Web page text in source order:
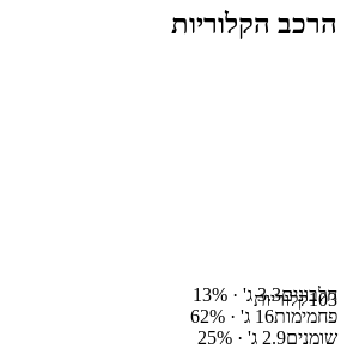
הרכב הקלוריות
103קלוריותחלבונים3.3ג' · 13%
פחמימות16 ג' · 62%
שומנים2.9 ג' · 25%